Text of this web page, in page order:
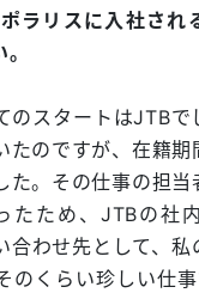
リスに入社され
スタートはJTBで
たのですが、在籍期
た。その仕事の担当
たため、JTBの社
合わせ先として、私
のくらい珍しい仕